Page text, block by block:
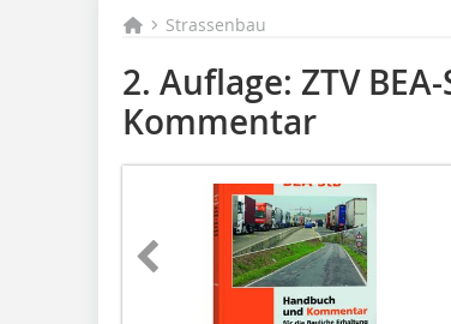
Strassenbau
2. Auflage: ZTV
Kommentar